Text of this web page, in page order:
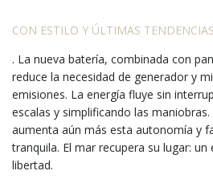
CON ESTILO Y ÚLTIMAS TENDENCIAS
. La nueva batería, combinada con
reduce la necesidad de generador y
emisiones. La energía fluye sin
escalas y simplificando las
aumenta aún más esta autonomía y
tranquila. El mar recupera su lugar:
libertad.